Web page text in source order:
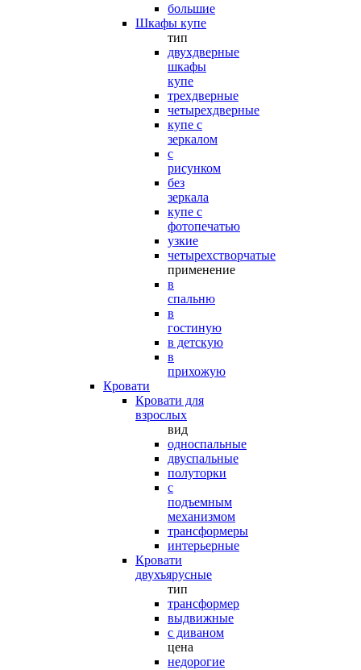
большие
Шкафы купе
тип
двухдверные
шкафы
купе
трехдверные
четырехдверные
купе с
зеркалом
с
рисунком
без
зеркала
купе с
фотопечатью
узкие
четырехстворчатые
применение
в
спальню
в
гостиную
в детскую
в
прихожую
Кровати
Кровати для
взрослых
вид
односпальные
двуспальные
полуторки
с
подъемным
механизмом
трансформеры
интерьерные
Кровати
двухъярусные
тип
трансформер
выдвижные
с диваном
цена
недорогие